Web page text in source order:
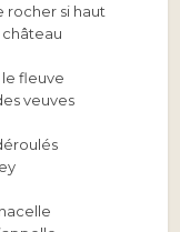
rocher si haut
fleuve
veuves